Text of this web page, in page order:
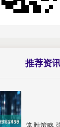
推荐资